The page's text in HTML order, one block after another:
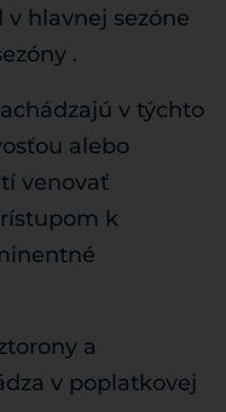
v hlavnej sezóne
.
v týchto
alebo
venovať
k
a
v poplatkovej